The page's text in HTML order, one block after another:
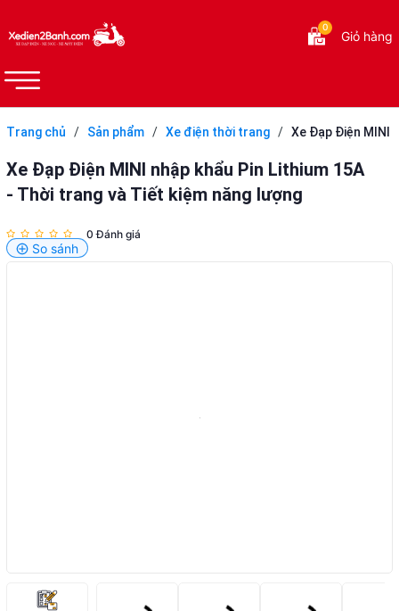
0
Giỏ hàng
Trang chủ / Sản phẩm / Xe điện thời trang / Xe Đạp Điện MINI
Xe Đạp Điện MINI nhập khẩu Pin Lithium 15A
- Thời trang và Tiết kiệm năng lượng
0 Đánh giá
So sánh